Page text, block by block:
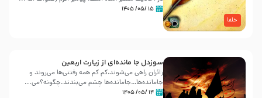
خلفا
۱۵ /۰۵/ ۱۴۰۵
سوزدل جا مانده‌ای از زیارت اربعین
زائران راهی می‌شوند،کم‌ کم همه رفتنی‌ها می‌روند و
جامانده‌ها…جامانده‌ها چشم می‌بندند.چگونه؟می‌...
۱۴ /۰۵/ ۱۴۰۵